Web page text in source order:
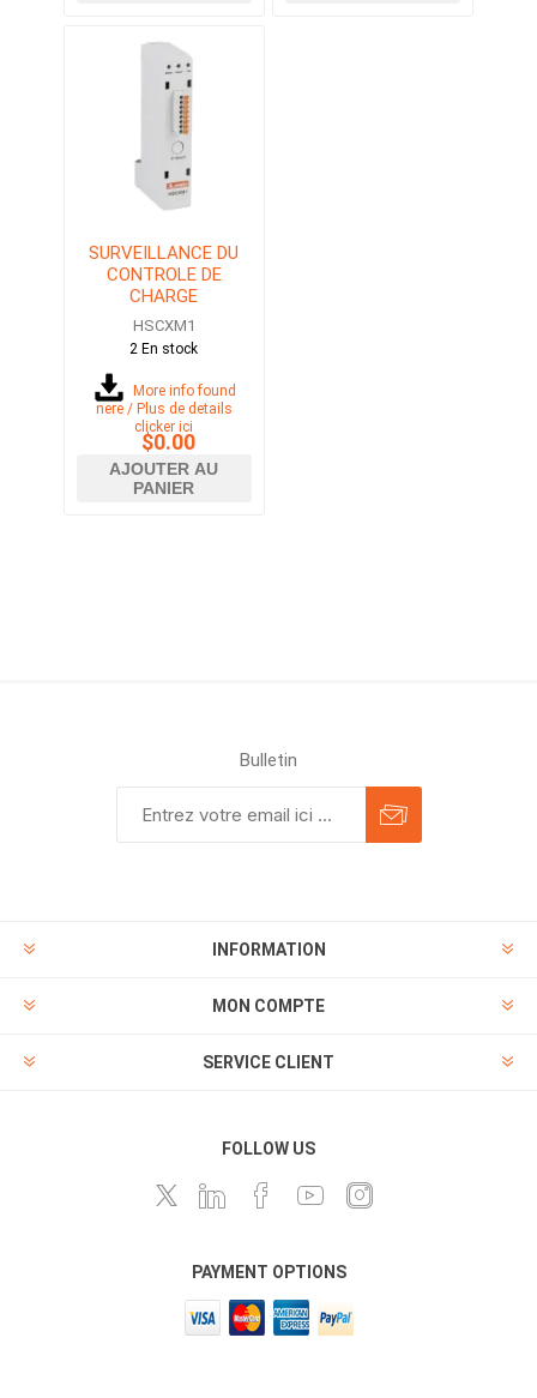
SURVEILLANCE DU
CONTROLE DE
CHARGE
ALIMENTATION
24VDC
HSCXM1
2 En stock
More info found
here / Plus de details
clicker ici
$0.00
AJOUTER AU
PANIER
Bulletin
INFORMATION
MON COMPTE
SERVICE CLIENT
FOLLOW US
PAYMENT OPTIONS